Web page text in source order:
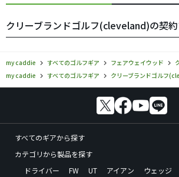
クリーブランドゴルフ(cleveland)の契
my caddie すべてのゴルフギア フェアウェイウッド
my caddie
すべてのゴルフギア クリーブランドゴルフ
すべてのギアから探す
カテゴリから製品を探す
ドライバー
FW UT アイアン ウェッジ